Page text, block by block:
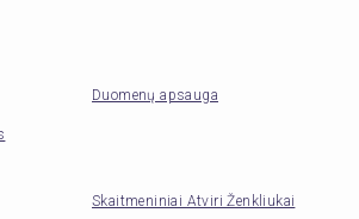
Duomenų apsauga
Skaitmeniniai Atviri Ženkliukai